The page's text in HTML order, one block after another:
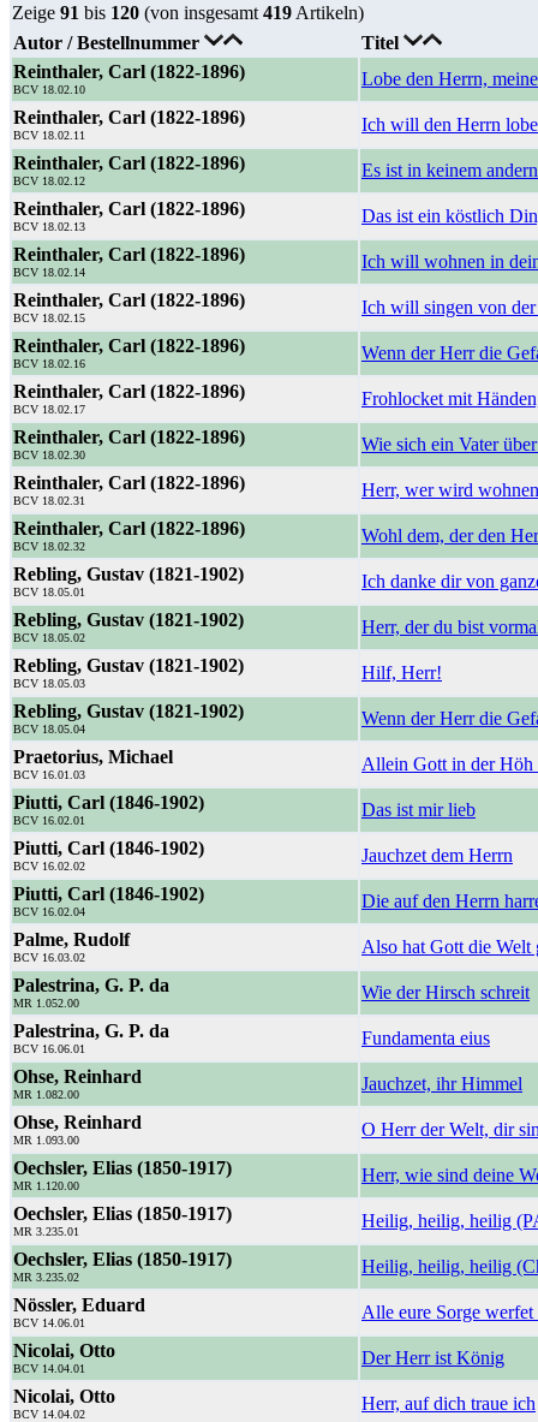
Zeige 91 bis 120 (von insgesamt 419 Artikeln)
Autor / Bestellnummer
Titel
Reinthaler, Carl (1822-1896)
BCV 18.02.10
Lobe den Herrn,
Reinthaler, Carl (1822-1896)
BCV 18.02.11
Ich will den Herrn
Reinthaler, Carl (1822-1896)
BCV 18.02.12
Es ist in keinem
Reinthaler, Carl (1822-1896)
BCV 18.02.13
Das ist ein köstlich
Reinthaler, Carl (1822-1896)
BCV 18.02.14
Ich will wohnen in
Reinthaler, Carl (1822-1896)
BCV 18.02.15
Ich will singen von
Reinthaler, Carl (1822-1896)
BCV 18.02.16
Wenn der Herr die
Reinthaler, Carl (1822-1896)
BCV 18.02.17
Frohlocket mit
Reinthaler, Carl (1822-1896)
BCV 18.02.30
Wie sich ein Vater
Reinthaler, Carl (1822-1896)
BCV 18.02.31
Herr, wer wird wohnen
Reinthaler, Carl (1822-1896)
BCV 18.02.32
Wohl dem, der den
Rebling, Gustav (1821-1902)
BCV 18.05.01
Ich danke dir von
Rebling, Gustav (1821-1902)
BCV 18.05.02
Herr, der du bist
Rebling, Gustav (1821-1902)
BCV 18.05.03
Hilf, Herr!
Rebling, Gustav (1821-1902)
BCV 18.05.04
Wenn der Herr die
Praetorius, Michael
BCV 16.01.03
Allein Gott in der Höh
Piutti, Carl (1846-1902)
BCV 16.02.01
Das ist mir lieb
Piutti, Carl (1846-1902)
BCV 16.02.02
Jauchzet dem Herrn
Piutti, Carl (1846-1902)
BCV 16.02.04
Die auf den Herrn
Palme, Rudolf
BCV 16.03.02
Also hat Gott die Welt
Palestrina, G. P. da
MR 1.052.00
Wie der Hirsch schreit
Palestrina, G. P. da
BCV 16.06.01
Fundamenta eius
Ohse, Reinhard
MR 1.082.00
Jauchzet, ihr Himmel
Ohse, Reinhard
MR 1.093.00
O Herr der Welt, dir
Oechsler, Elias (1850-1917)
MR 1.120.00
Herr, wie sind deine
Oechsler, Elias (1850-1917)
MR 3.235.01
Heilig, heilig, heilig
Oechsler, Elias (1850-1917)
MR 3.235.02
Heilig, heilig, heilig
Nössler, Eduard
BCV 14.06.01
Alle eure Sorge
Nicolai, Otto
BCV 14.04.01
Der Herr ist König
Nicolai, Otto
BCV 14.04.02
Herr, auf dich traue ich